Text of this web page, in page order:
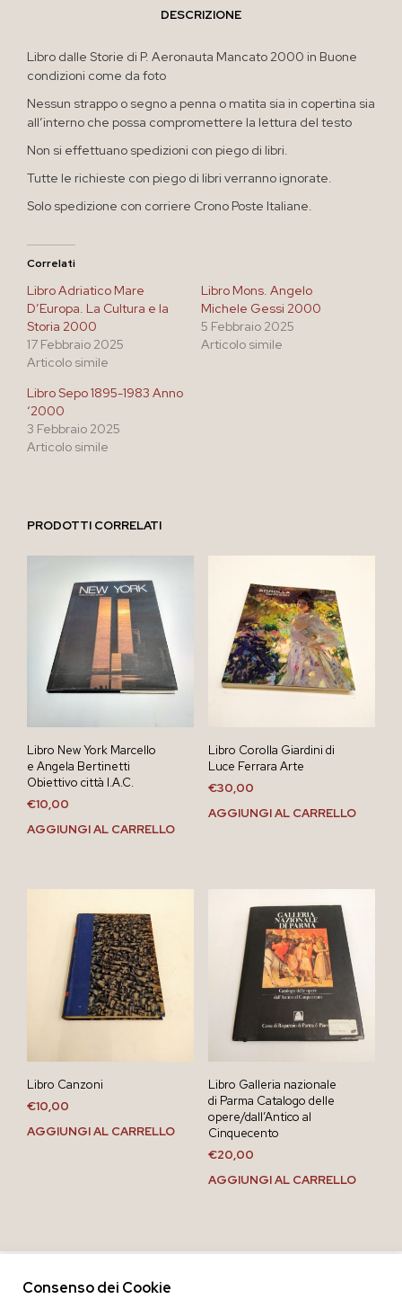
DESCRIZIONE
Libro dalle Storie di P. Aeronauta Mancato 2000 in Buone
condizioni come da foto
Nessun strappo o segno a penna o matita sia in copertina sia
all’interno che possa compromettere la lettura del testo
Non si effettuano spedizioni con piego di libri.
Tutte le richieste con piego di libri verranno ignorate.
Solo spedizione con corriere Crono Poste Italiane.
Correlati
Libro Adriatico Mare
D’Europa. La Cultura e la
Storia 2000
17 Febbraio 2025
Articolo simile
Libro Mons. Angelo
Michele Gessi 2000
5 Febbraio 2025
Articolo simile
Libro Sepo 1895-1983 Anno
‘2000
3 Febbraio 2025
Articolo simile
PRODOTTI CORRELATI
Libro New York Marcello
e Angela Bertinetti
Obiettivo città I.A.C.
€10,00
AGGIUNGI AL CARRELLO
Libro Corolla Giardini di
Luce Ferrara Arte
€30,00
AGGIUNGI AL CARRELLO
Libro Canzoni
€10,00
AGGIUNGI AL CARRELLO
Libro Galleria nazionale
di Parma Catalogo delle
opere/dall’Antico al
Cinquecento
€20,00
AGGIUNGI AL CARRELLO
Consenso dei Cookie